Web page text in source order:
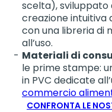
scelta),
creazione intuitiva
con una libreria di
all’uso.
Materiali di
le prime stampe:
in PVC dedicate
commercio
CONFRONTA LE